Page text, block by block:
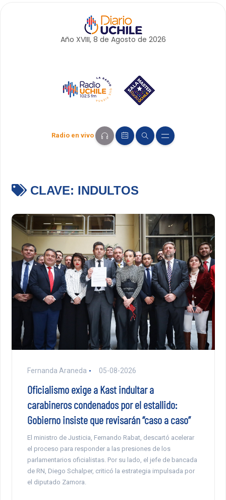
Año XVIII, 8 de Agosto de 2026
Radio en vivo
CLAVE: INDULTOS
Fernanda Araneda 05-08-2026
Oficialismo exige a Kast indultar a
carabineros condenados por el estallido:
Gobierno insiste que revisarán “caso a caso”
El ministro de Justicia, Fernando Rabat, descartó acelerar
el proceso para responder a las presiones de los
parlamentarios oficialistas. Por su lado, el jefe de bancada
de RN, Diego Schalper, criticó la estrategia impulsada por
el diputado Zamora.